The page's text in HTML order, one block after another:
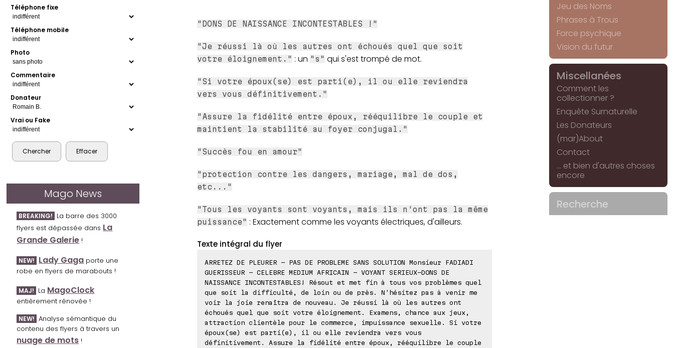
Téléphone fixe
Téléphone mobile
Photo
Commentaire
Donateur
Vrai ou Fake
Mago News
BREAKING! La barre des 3000
flyers est dépassée dans La
Grande Galerie !
NEW! Lady Gaga porte une
robe en flyers de marabouts !
MAJ! La MagoClock
entièrement rénovée !
NEW! Analyse sémantique du
contenu des flyers à travers un
nuage de mots !
"DONS DE NAISSANCE INCONTESTABLES !"
"Je réussi là où les autres ont échoués quel que soit
votre éloignement." : un "s" qui s'est trompé de mot.
"Si votre époux(se) est parti(e), il ou elle reviendra
vers vous définitivement."
"Assure la fidélité entre époux, rééquilibre le couple et
maintient la stabilité au foyer conjugal."
"Succès fou en amour"
"protection contre les dangers, mariage, mal de dos,
etc..."
"Tous les voyants sont voyants, mais ils n'ont pas la même
puissance" : Exactement comme les voyants électriques, d'ailleurs.
Texte intégral du flyer
ARRETEZ DE PLEURER - PAS DE PROBLEME SANS SOLUTION Monsieur FADIADI
GUERISSEUR - CELEBRE MEDIUM AFRICAIN - VOYANT SERIEUX-DONS DE
NAISSANCE INCONTESTABLES! Résout et met fin à tous vos problèmes quel
que soit la difficulté, de loin ou de près. N'hésitez pas à venir me
voir la joie renaîtra de nouveau. Je réussi là où les autres ont
échoués quel que soit votre éloignement. Examens, chance aux jeux,
attraction clientèle pour le commerce, impuissance sexuelle. Si votre
époux(se) est parti(e), il ou elle reviendra vers vous
définitivement. Assure la fidélité entre époux, rééquilibre le couple
Jeu des Noms
Phrases à Trous
Force psychique
Vision du futur
Miscellanées
Comment les
collectionner ?
Enquête Surnaturelle
Les Donateurs
(mar)About
Contact
... et bien d'autres choses
encore
Recherche